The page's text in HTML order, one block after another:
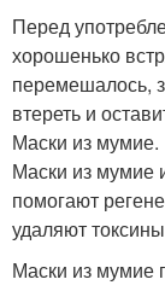
Перед
хорошенько
перемешалось,
втереть и
Маски из мумие.
Маски из
помогают
удаляют
Маски из мумие